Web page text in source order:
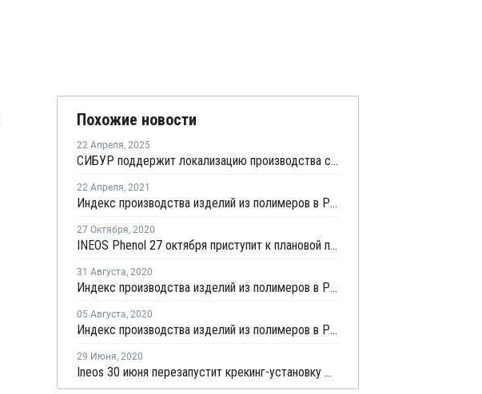
Похожие новости
22 Апреля, 2025
СИБУР поддержит локализацию производства строительных материалов из ПВХ
22 Апреля, 2021
Индекс производства изделий из полимеров в России вырос в первом квартале на 10,3%
27 Октября, 2020
INEOS Phenol 27 октября приступит к плановой профилактике на заводе фенола и ацетона в Германии
31 Августа, 2020
Индекс производства изделий из полимеров в России вырос в январе - июле на 1,6%
05 Августа, 2020
Индекс производства изделий из полимеров в России вырос на 1,3% в первом полугодии
29 Июня, 2020
Ineos 30 июня перезапустит крекинг-установку № 2 в Техасе после ремонта